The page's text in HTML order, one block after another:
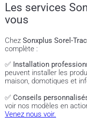
Les services
vous
Chez Sonxplus Sorel-
complète :
✅ Installation
peuvent installer les produits télévisuels, audio/vidéo, cinéma
maison, domotiques et
✅ Conseils
voir nos modèles en
Venez nous voir.